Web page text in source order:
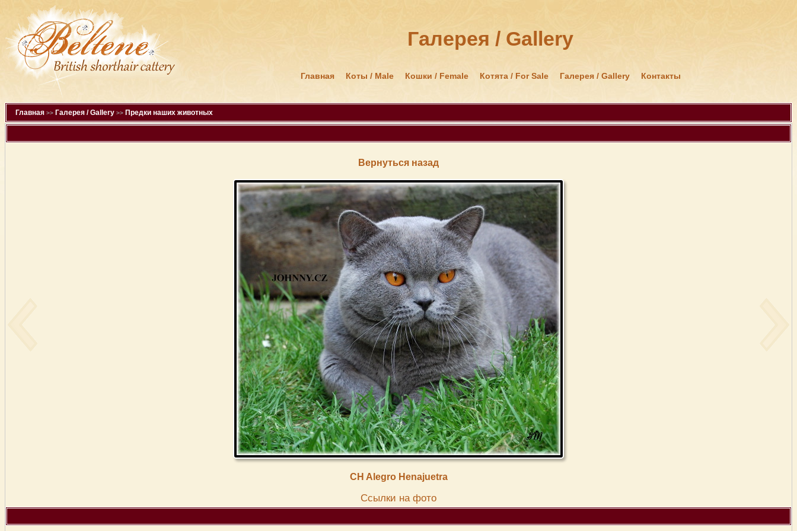
Галерея / Gallery
Главная Коты / Male Кошки / Female Котята / For Sale Галерея / Gallery Контакты
Главная >> Галерея / Gallery >> Предки наших животных
Вернуться назад
CH Alegro Henajuetra
Cсылки на фото